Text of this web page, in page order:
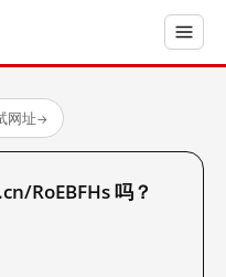
网址→
RoEBFHs 吗？